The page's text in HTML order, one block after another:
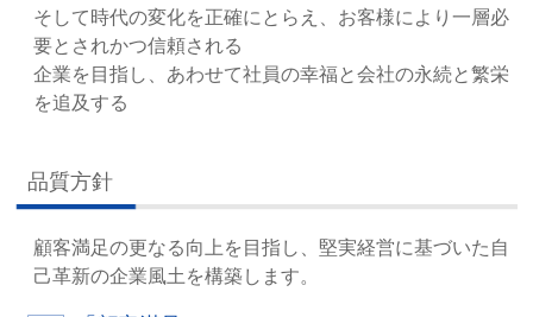
そして時代の変化を正確にとらえ、お客様により一層必
要とされかつ信頼される
企業を目指し、あわせて社員の幸福と会社の永続と繁栄
を追及する
品質方針
顧客満足の更なる向上を目指し、堅実経営に基づいた自
己革新の企業風土を構築します。